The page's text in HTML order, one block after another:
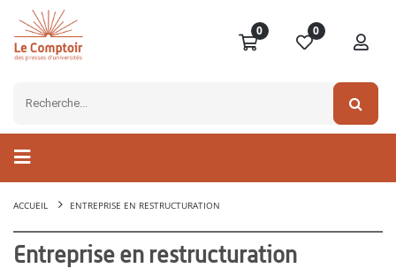
0 0
ACCUEIL ENTREPRISE EN RESTRUCTURATION
Entreprise en restructuration